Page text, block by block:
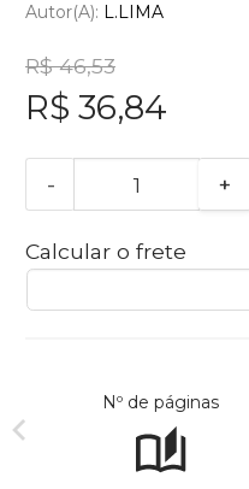
Autor(a): L.LIMA
R$ 46,53
R$ 36,84
- +
Calcular o frete
Nº de páginas